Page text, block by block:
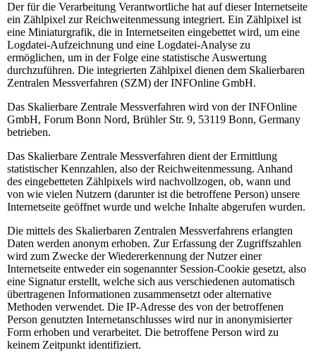
Der für die Verarbeitung Verantwortliche hat auf dieser Internetseite
ein Zählpixel zur Reichweitenmessung integriert. Ein Zählpixel ist
eine Miniaturgrafik, die in Internetseiten eingebettet wird, um eine
Logdatei-Aufzeichnung und eine Logdatei-Analyse zu
ermöglichen, um in der Folge eine statistische Auswertung
durchzuführen. Die integrierten Zählpixel dienen dem Skalierbaren
Zentralen Messverfahren (SZM) der INFOnline GmbH.
Das Skalierbare Zentrale Messverfahren wird von der INFOnline
GmbH, Forum Bonn Nord, Brühler Str. 9, 53119 Bonn, Germany
betrieben.
Das Skalierbare Zentrale Messverfahren dient der Ermittlung
statistischer Kennzahlen, also der Reichweitenmessung. Anhand
des eingebetteten Zählpixels wird nachvollzogen, ob, wann und
von wie vielen Nutzern (darunter ist die betroffene Person) unsere
Internetseite geöffnet wurde und welche Inhalte abgerufen wurden.
Die mittels des Skalierbaren Zentralen Messverfahrens erlangten
Daten werden anonym erhoben. Zur Erfassung der Zugriffszahlen
wird zum Zwecke der Wiedererkennung der Nutzer einer
Internetseite entweder ein sogenannter Session-Cookie gesetzt, also
eine Signatur erstellt, welche sich aus verschiedenen automatisch
übertragenen Informationen zusammensetzt oder alternative
Methoden verwendet. Die IP-Adresse des von der betroffenen
Person genutzten Internetanschlusses wird nur in anonymisierter
Form erhoben und verarbeitet. Die betroffene Person wird zu
keinem Zeitpunkt identifiziert.